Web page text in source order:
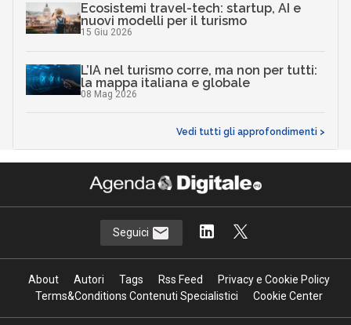
Ecosistemi travel-tech: startup, AI e
nuovi modelli per il turismo
15 Giu 2026
L’IA nel turismo corre, ma non per tutti:
la mappa italiana e globale
08 Mag 2026
Vedi tutti gli approfondimenti >
Seguici
About Autori Tags Rss Feed
Privacy e Cookie Policy
Terms&Conditions Contenuti Specialistici
Cookie Center